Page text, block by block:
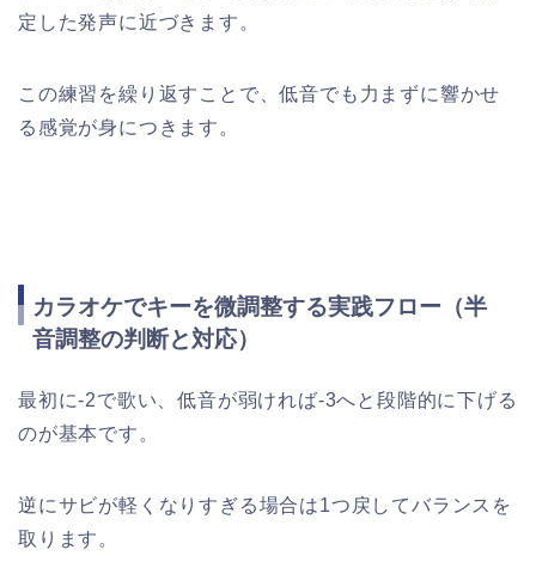
定した発声に近づきます。
この練習を繰り返すことで、低音でも力まずに響かせ
る感覚が身につきます。
カラオケでキーを微調整する実践フロー（半
音調整の判断と対応）
最初に-2で歌い、低音が弱ければ-3へと段階的に下げる
のが基本です。
逆にサビが軽くなりすぎる場合は1つ戻してバランスを
取ります。